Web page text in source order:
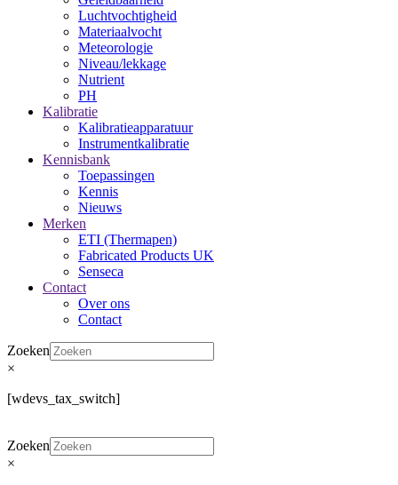
Luchtvochtigheid
Materiaalvocht
Meteorologie
Niveau/lekkage
Nutrient
PH
Kalibratie
Kalibratieapparatuur
Instrumentkalibratie
Kennisbank
Toepassingen
Kennis
Nieuws
Merken
ETI (Thermapen)
Fabricated Products UK
Senseca
Contact
Over ons
Contact
Zoeken
×
[wdevs_tax_switch]
Zoeken
×